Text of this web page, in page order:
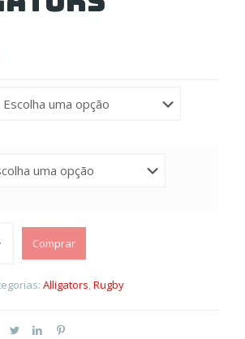
Comprar
Alligators,Rugby